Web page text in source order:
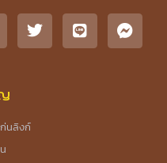
นลิงก์